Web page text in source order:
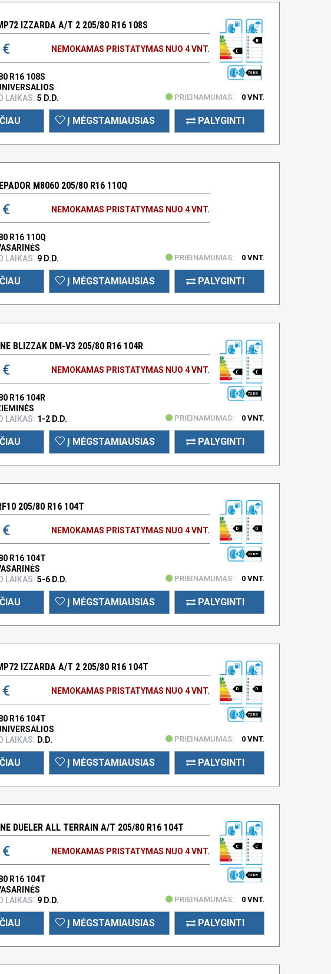
IZZARDA A/T 2 205/80 R16 108S
NEMOKAMAS PRISTATYMAS NUO 4 VNT. E
B
75 DB
R16 108S
LAIKAS: 5 D.D. PRIEINAMUMAS: 0 VNT.
Į MĖGSTAMIAUSIAS PALYGINTI
M8060 205/80 R16 110Q
NEMOKAMAS PRISTATYMAS NUO 4 VNT.
R16 110Q
LAIKAS: 9 D.D. PRIEINAMUMAS: 0 VNT.
Į MĖGSTAMIAUSIAS PALYGINTI
BLIZZAK DM-V3 205/80 R16 104R
NEMOKAMAS PRISTATYMAS NUO 4 VNT. E E
72 DB
R16 104R
LAIKAS: 1-2 D.D. PRIEINAMUMAS: 0 VNT.
Į MĖGSTAMIAUSIAS PALYGINTI
205/80 R16 104T
NEMOKAMAS PRISTATYMAS NUO 4 VNT. D D
72 DB
R16 104T
LAIKAS: 5-6 D.D. PRIEINAMUMAS: 0 VNT.
Į MĖGSTAMIAUSIAS PALYGINTI
IZZARDA A/T 2 205/80 R16 104T
NEMOKAMAS PRISTATYMAS NUO 4 VNT. D D
72 DB
R16 104T
LAIKAS: D.D. PRIEINAMUMAS: 0 VNT.
Į MĖGSTAMIAUSIAS PALYGINTI
DUELER ALL TERRAIN A/T 205/80 R16 104T
NEMOKAMAS PRISTATYMAS NUO 4 VNT.
C C
72 DB
R16 104T
LAIKAS: 9 D.D. PRIEINAMUMAS: 0 VNT.
Į MĖGSTAMIAUSIAS PALYGINTI